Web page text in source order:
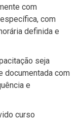
com
com
definida e
seja
documentada com
e
curso